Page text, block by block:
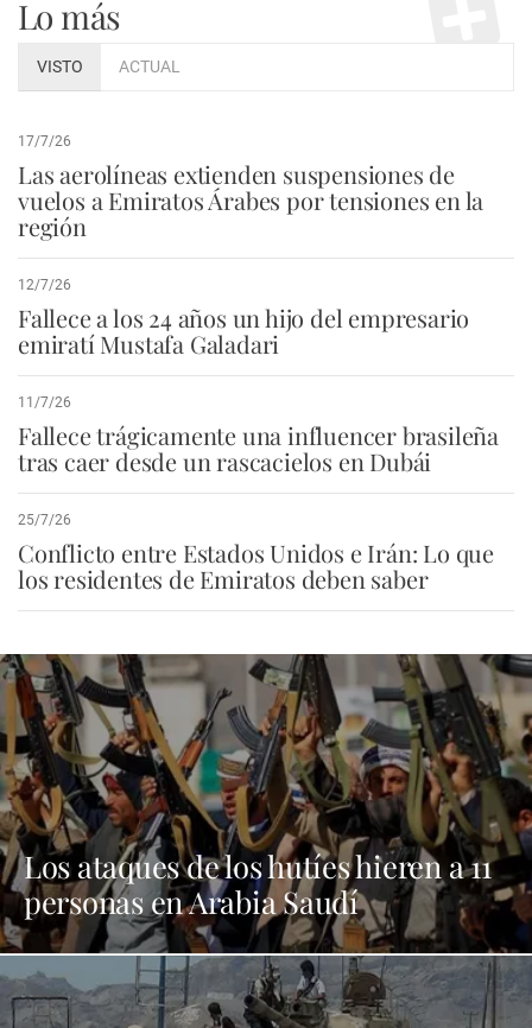
Lo más
VISTO ACTUAL
17/7/26
Las aerolíneas extienden suspensiones de
vuelos a Emiratos Árabes por tensiones en la
región
12/7/26
Fallece a los 24 años un hijo del empresario
emiratí Mustafa Galadari
11/7/26
Fallece trágicamente una influencer brasileña
tras caer desde un rascacielos en Dubái
25/7/26
Conflicto entre Estados Unidos e Irán: Lo que
los residentes de Emiratos deben saber
Los ataques de los hutíes hieren a 11
personas en Arabia Saudí